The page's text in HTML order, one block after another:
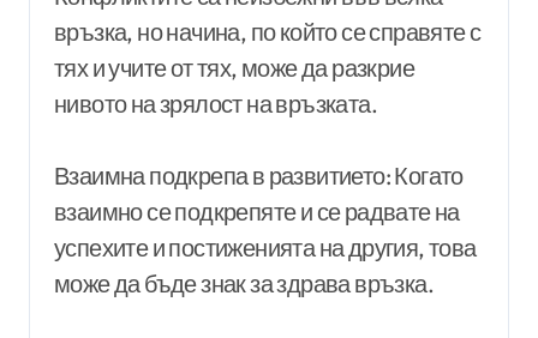
връзка, но начина, по който се справяте с
тях и учите от тях, може да разкрие
нивото на зрялост на връзката.
Взаимна подкрепа в развитието: Когато
взаимно се подкрепяте и се радвате на
успехите и постиженията на другия, това
може да бъде знак за здрава връзка.